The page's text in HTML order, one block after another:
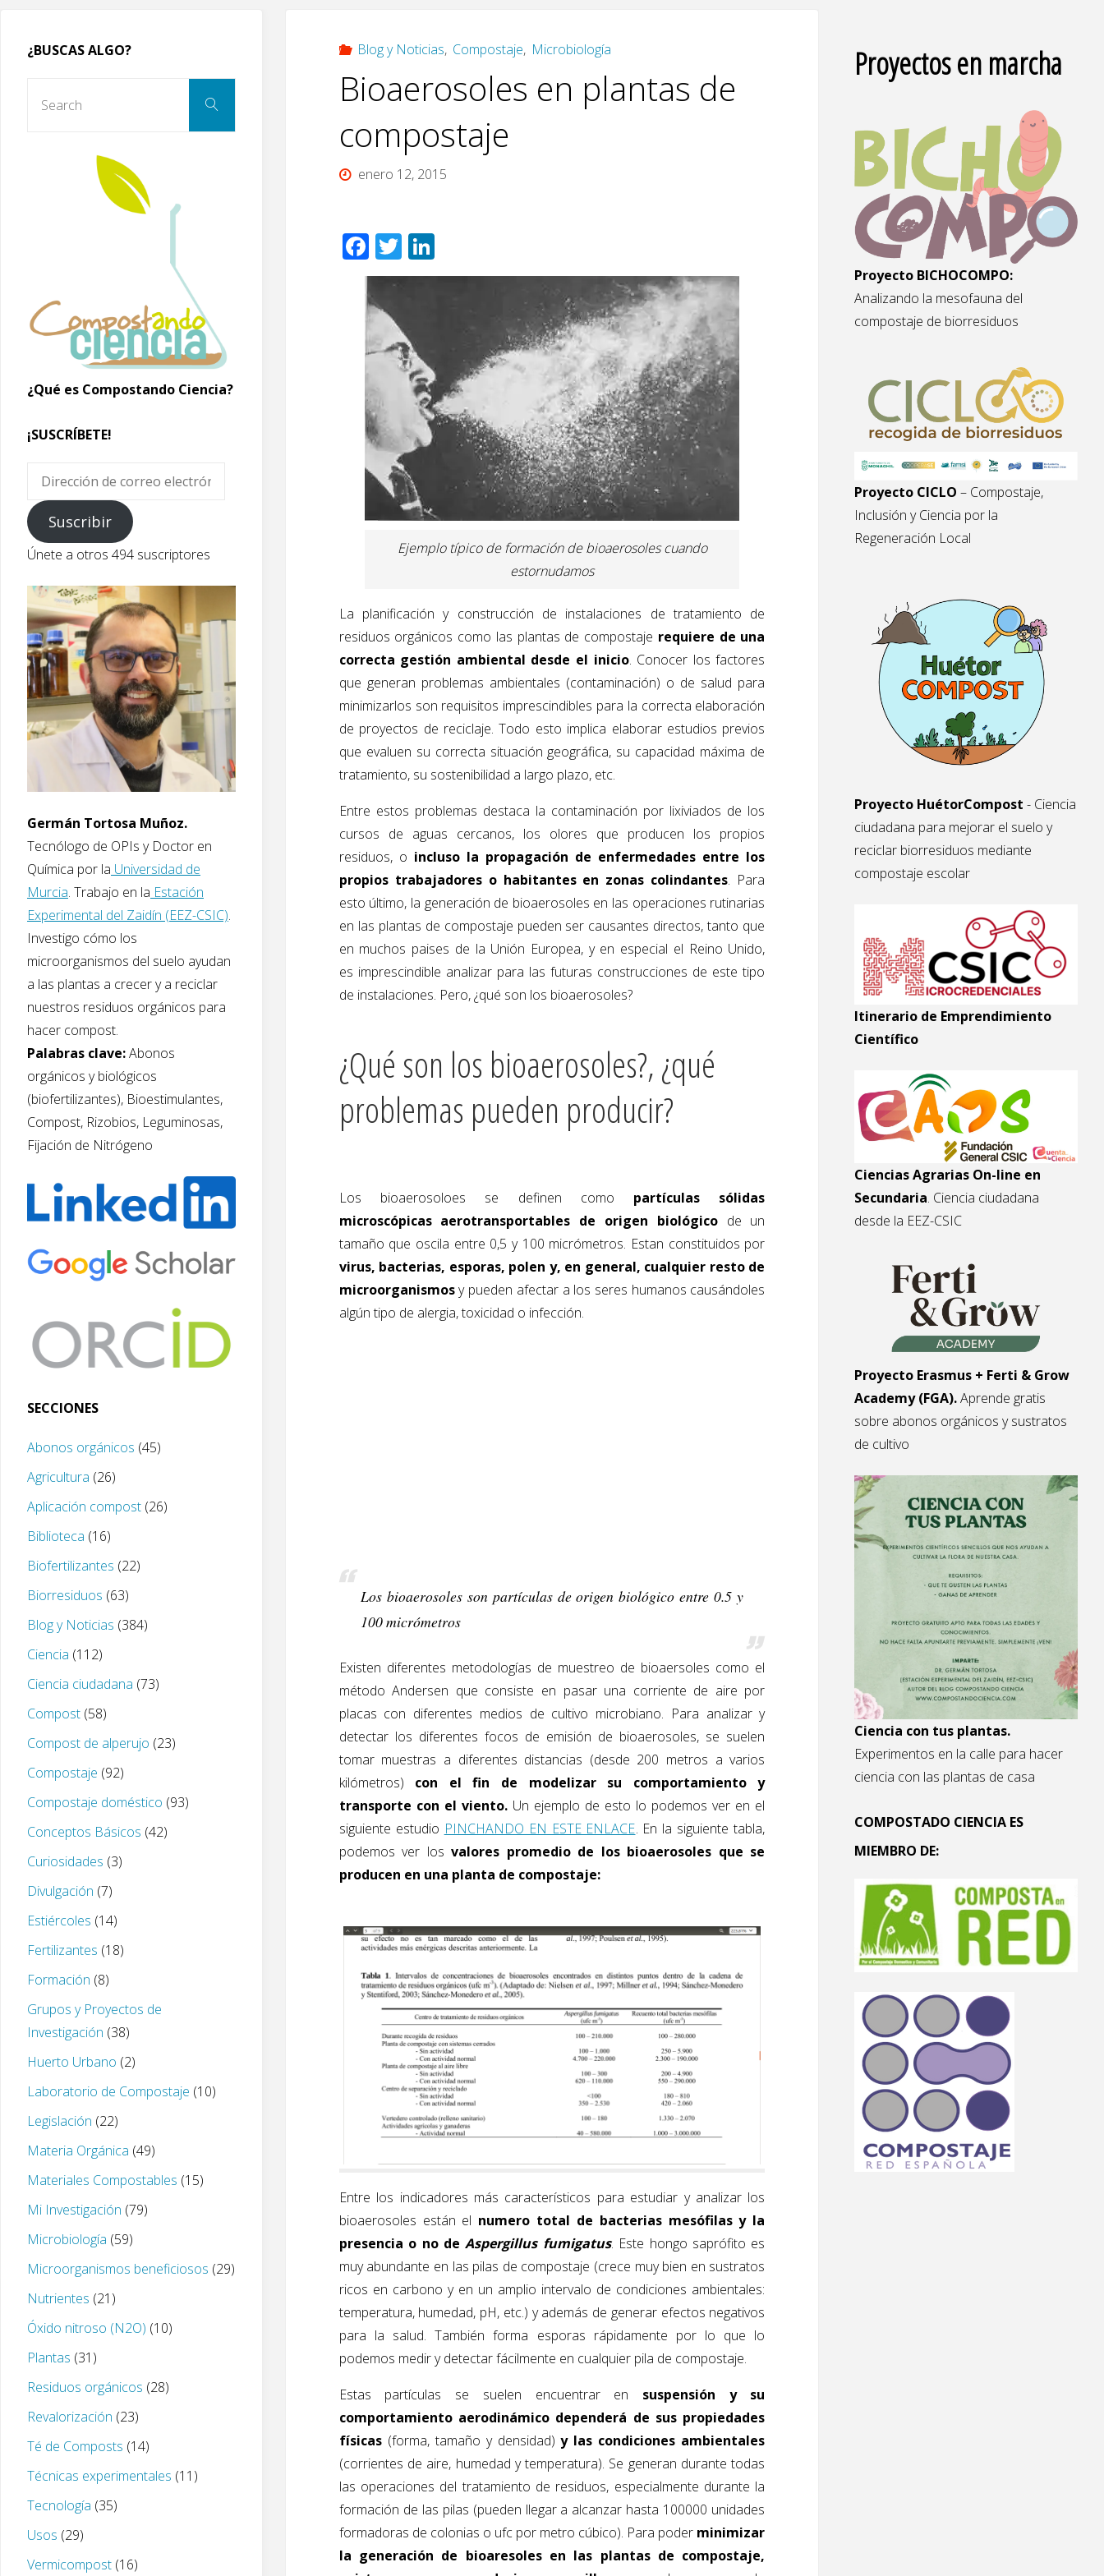
Blog y Noticias, Compostaje, Microbiología
Bioaerosoles en plantas de
compostaje
enero 12, 2015
F
ac
e
b
o
k
T
wi
er
Li
n
n
Ejemplo típico de formación de bioaerosoles cuando
estornudamos
La planificación y construcción de instalaciones de tratamiento de
residuos orgánicos como las plantas de compostaje requiere de una
correcta gestión ambiental desde el inicio. Conocer los factores
que generan problemas ambientales (contaminación) o de salud para
minimizarlos son requisitos imprescindibles para la correcta elaboración
de proyectos de reciclaje. Todo esto implica elaborar estudios previos
que evaluen su correcta situación geográfica, su capacidad máxima de
tratamiento, su sostenibilidad a largo plazo, etc.
Entre estos problemas destaca la contaminación por lixiviados de los
cursos de aguas cercanos, los olores que producen los propios
residuos, o incluso la propagación de enfermedades entre los
propios trabajadores o habitantes en zonas colindantes. Para
esto último, la generación de bioaerosoles en las operaciones rutinarias
en las plantas de compostaje pueden ser causantes directos, tanto que
en muchos paises de la Unión Europea, y en especial el Reino Unido,
es imprescindible analizar para las futuras construcciones de este tipo
de instalaciones. Pero, ¿qué son los bioaerosoles?
¿Qué son los bioaerosoles?, ¿qué
problemas pueden producir?
Los bioaerosoloes se definen como partículas sólidas
microscópicas aerotransportables de origen biológicode un
tamaño que oscila entre 0,5 y 100 micrómetros. Estan constituidos por
virus, bacterias, esporas, polen y, en general, cualquier resto de
microorganismosy pueden afectar a los seres humanos causándoles
algún tipo de alergia, toxicidad o infección.
Los bioaerosoles son partículas de origen biológico entre 0.5 y
100 micrómetros
Existen diferentes metodologías de muestreo de bioaersoles como el
método Andersen que consiste en pasar una corriente de aire por
placas con diferentes medios de cultivo microbiano. Para analizar y
detectar los diferentes focos de emisión de bioaerosoles, se suelen
tomar muestras a diferentes distancias (desde 200 metros a varios
kilómetros) con el fin de modelizar su comportamiento y
transporte con el viento.Un ejemplo de esto lo podemos ver en el
siguiente estudio PINCHANDO EN ESTE ENLACE. En la siguiente tabla,
podemos ver losvalores promedio de los bioaerosoles que se
producen en una planta de compostaje:
Entre los indicadores más característicos para estudiar y analizar los
bioaerosoles están el numero total de bacterias mesófilas y la
presencia o no deAspergillus fumigatus. Este hongo saprófito es
muy abundante en las pilas de compostaje (crece muy bien en sustratos
ricos en carbono y en un amplio intervalo de condiciones ambientales:
temperatura, humedad, pH, etc.) y además de generar efectos negativos
para la salud. También forma esporas rápidamente por lo que lo
podemos medir y detectar fácilmente en cualquier pila de compostaje.
Estas partículas se suelen encuentrar en suspensión y su
comportamiento aerodinámico dependerá de sus propiedades
físicas(forma, tamaño y densidad)y las condiciones ambientales
(corrientes de aire, humedad y temperatura). Se generan durante todas
las operaciones del tratamiento de residuos, especialmente durante la
formación de las pilas (pueden llegar a alcanzar hasta 100000 unidades
formadoras de colonias o ufc por metro cúbico). Para poder minimizar
la generación de bioaresoles en las plantas de compostaje,
¿BUSCAS ALGO?
Search
¿Qué es Compostando Ciencia?
¡SUSCRÍBETE!
Dirección
correo
electrónico
Suscribir
Únete a otros 494 suscriptores
Germán Tortosa Muñoz.
Tecnólogo de OPIs y Doctor en
Química por la Universidad de
Murcia. Trabajo en la Estación
Experimental del Zaidín (EEZ-CSIC).
Investigo cómo los
microorganismos del suelo ayudan
a las plantas a crecer y a reciclar
nuestros residuos orgánicos para
hacer compost.
Palabras clave:Abonos
orgánicos y biológicos
(biofertilizantes), Bioestimulantes,
Compost, Rizobios, Leguminosas,
Fijación de Nitrógeno
SECCIONES
Abonos orgánicos (45)
Agricultura (26)
Aplicación compost (26)
Biblioteca (16)
Biofertilizantes (22)
Biorresiduos (63)
Blog y Noticias (384)
Ciencia (112)
Ciencia ciudadana (73)
Compost (58)
Compost de alperujo (23)
Compostaje (92)
Compostaje doméstico (93)
Conceptos Básicos (42)
Curiosidades (3)
Divulgación (7)
Estiércoles (14)
Fertilizantes (18)
Formación (8)
Grupos y Proyectos de
Investigación (38)
Huerto Urbano (2)
Laboratorio de Compostaje (10)
Legislación (22)
Materia Orgánica (49)
Materiales Compostables (15)
Mi Investigación (79)
Microbiología (59)
Microorganismos beneficiosos (29)
Nutrientes (21)
Óxido nitroso (N2O) (10)
Plantas (31)
Residuos orgánicos (28)
Revalorización (23)
Té de Composts (14)
Técnicas experimentales (11)
Tecnología (35)
Usos (29)
Vermicompost (16)
Proyectos en marcha
Proyecto BICHOCOMPO:
Analizando la mesofauna del
compostaje de biorresiduos
Proyecto CICLO – Compostaje,
Inclusión y Ciencia por la
Regeneración Local
Proyecto HuétorCompost - Ciencia
ciudadana para mejorar el suelo y
reciclar biorresiduos mediante
compostaje escolar
Itinerario de Emprendimiento
Científico
Ciencias Agrarias On-line en
Secundaria. Ciencia ciudadana
desde la EEZ-CSIC
Proyecto Erasmus + Ferti & Grow
Academy (FGA).Aprende gratis
sobre abonos orgánicos y sustratos
de cultivo
Ciencia con tus plantas.
Experimentos en la calle para hacer
ciencia con las plantas de casa
COMPOSTADO CIENCIA ES
MIEMBRO DE: